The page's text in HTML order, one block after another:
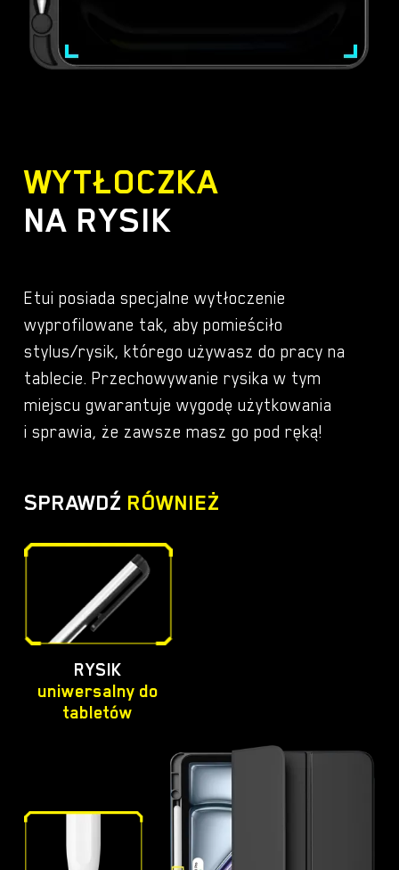
WYTŁOCZKA
NA RYSIK
Etui posiada specjalne wytłoczenie
wyprofilowane tak, aby pomieściło
stylus/rysik, którego używasz do pracy na
tablecie. Przechowywanie rysika w tym
miejscu gwarantuje wygodę użytkowania
i sprawia, że zawsze masz go pod ręką!
SPRAWDŹ RÓWNIEŻ
RYSIK
uniwersalny do
tabletów